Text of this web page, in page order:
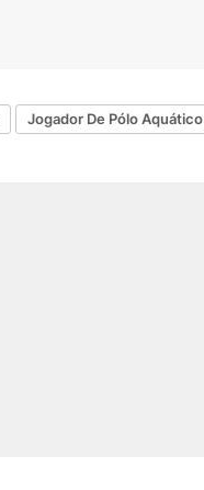
Jogador De Pólo Aquático